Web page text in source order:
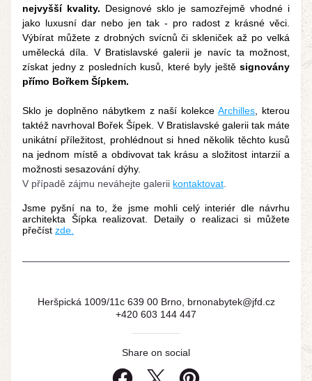
nejvyšší kvality. Designové sklo je samozřejmě vhodné i
jako luxusní dar nebo jen tak - pro radost z krásné věci.
Výbírat můžete z drobných svícnů či skleniček až po velká
umělecká díla. V Bratislavské galerii je navíc ta možnost,
získat jedny z posledních kusů, které byly ještě signovány
přímo Bořkem Šípkem.
Sklo je doplněno nábytkem z naší kolekce Archilles , kterou
taktéž navrhoval Bořek Šípek. V Bratislavské galerii tak máte
unikátní příležitost, prohlédnout si hned několik těchto kusů
na jednom místě a obdivovat tak krásu a složitost intarzií a
možnosti sesazování dýhy.
V případě zájmu neváhejte galerii kontaktovat
Jsme pyšní na to, že jsme mohli celý interiér dle návrhu
architekta Šípka realizovat. Detaily o realizaci si můžete
přečíst zde.
Heršpická 1009/11c 639 00 Brno, brnonabytek@jfd.cz
+420 603 144 447
Share on social